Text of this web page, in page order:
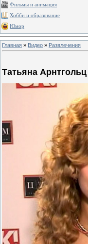
Фильмы и анимация
Хобби и образование
Юмор
Главная » Видео » Развлечения
Татьяна